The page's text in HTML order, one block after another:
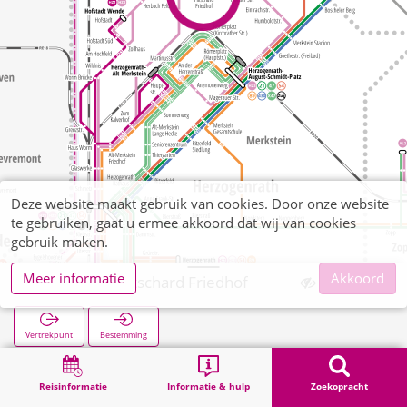
Reisinformatie Informatie & hulp Zoekopracht
Merkstein Plitschard Friedhof
Vertrekpunt Bestemming
Zoekopracht Merkstein Plitschard Friedhof
Deze website maakt gebruik van cookies. Door onze website
te gebruiken, gaat u ermee akkoord dat wij van cookies
gebruik maken.
Meer informatie
Akkoord